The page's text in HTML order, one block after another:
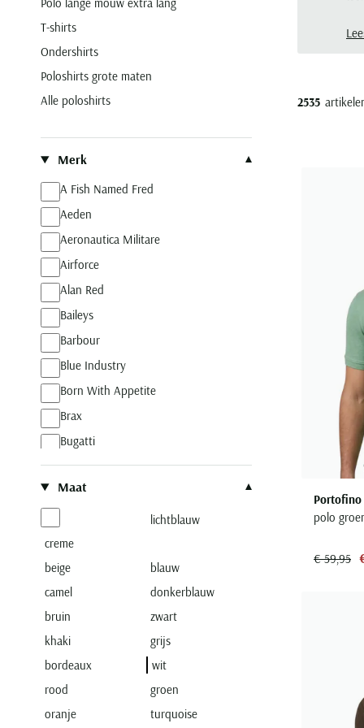
T-shirts
Ondershirts
Poloshirts grote maten
Alle poloshirts
Merk
A Fish Named Fred
Aeden
Aeronautica Militare
Airforce
Alan Red
Baileys
Barbour
Blue Industry
Born With Appetite
Brax
Bugatti
Butcher of Blue
Camel Active
Cast Iron
Cavallaro
Desoto
Diesel
Eden Valley
Fred Perry
Fynch Hatton
Gant
Maat
creme
lichtblauw
beige
blauw
camel
donkerblauw
bruin
zwart
khaki
grijs
bordeaux
wit
rood
groen
oranje
turquoise
2535
Portofino
polo
€ 59,95